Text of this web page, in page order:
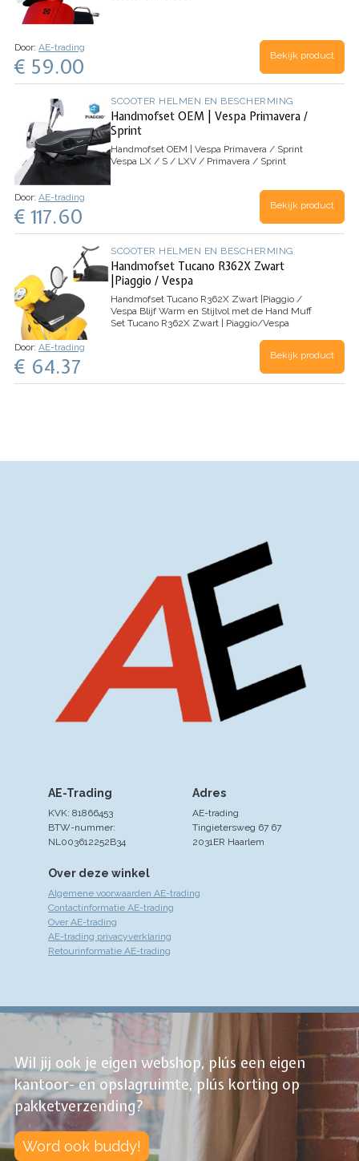
Door: AE-trading
€ 59.00 Bekijk product
SCOOTER HELMEN EN BESCHERMING
Handmofset OEM | Vespa Primavera /
Sprint
Handmofset OEM | Vespa Primavera / Sprint
Vespa LX / S / LXV / Primavera / Sprint
Door: AE-trading
€ 117.60 Bekijk product
SCOOTER HELMEN EN BESCHERMING
Handmofset Tucano R362X Zwart
|Piaggio / Vespa
Handmofset Tucano R362X Zwart |Piaggio /
Vespa Blijf Warm en Stijlvol met de Hand Muff
Set Tucano R362X Zwart | Piaggio/Vespa
Urbano in strak zwart - het perfecte accessoire
Door: AE-trading
€ 64.37 Bekijk product
Over deze winkel
Algemene voorwaarden AE-trading
Contactinformatie AE-trading
Over AE-trading
AE-trading privacyverklaring
Retourinformatie AE-trading
Adres
AE-trading
Tingietersweg 67 67
2031ER Haarlem
AE-Trading
KVK: 81866453
BTW-nummer:
NL003612252B34
Wil jij ook je eigen webshop, plús een eigen
kantoor- en opslagruimte, plús korting op
pakketverzending?
Word ook buddy!